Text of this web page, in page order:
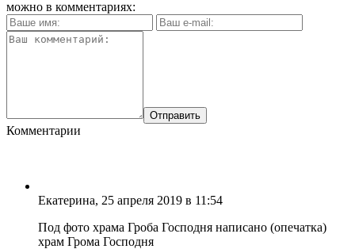
можно в комментариях:
Комментарии
Екатерина, 25 апреля 2019 в 11:54
Под фото храма Гроба Господня написано (опечатка)
храм Грома Господня